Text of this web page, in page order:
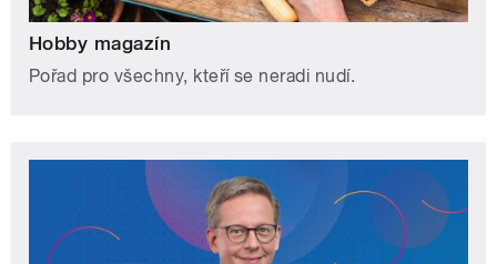
Hobby magazín
Pořad pro všechny, kteří se neradi nudí.